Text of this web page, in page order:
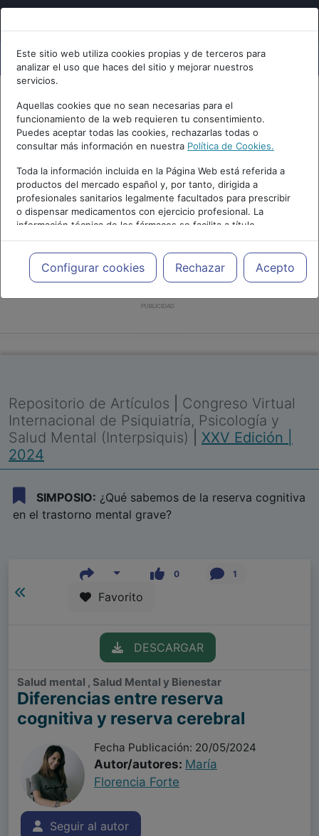
Este sitio web utiliza cookies propias y de terceros para
analizar el uso que haces del sitio y mejorar nuestros
servicios.
Aquellas cookies que no sean necesarias para el
funcionamiento de la web requieren tu consentimiento.
Puedes aceptar todas las cookies, rechazarlas todas o
consultar más información en nuestra Política de Cookies.
Toda la información incluida en la Página Web está referida a
productos del mercado español y, por tanto, dirigida a
profesionales sanitarios legalmente facultados para prescribir
o dispensar medicamentos con ejercicio profesional. La
información técnica de los fármacos se facilita a título
meramente informativo, siendo responsabilidad de los
profesionales facultados prescribir medicamentos y decidir, en
cada caso concreto, el tratamiento más adecuado a las
necesidades del paciente.
Configurar cookies Rechazar Acepto
PUBLICIDAD
Repositorio de Artículos
Congreso Virtual
Internacional de Psiquiatría, Psicología y
Salud Mental (Interpsiquis)
XXV Edición |
2024
SIMPOSIO: ¿Qué sabemos de la reserva cognitiva
en el trastorno mental grave?
0 1
Favorito
DESCARGAR
Salud mental , Salud Mental y Bienestar
Diferencias entre reserva
cognitiva y reserva cerebral
Fecha Publicación: 20/05/2024
Autor/autores: María
Florencia Forte
Seguir al autor